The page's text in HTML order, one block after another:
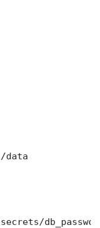
data
secrets/